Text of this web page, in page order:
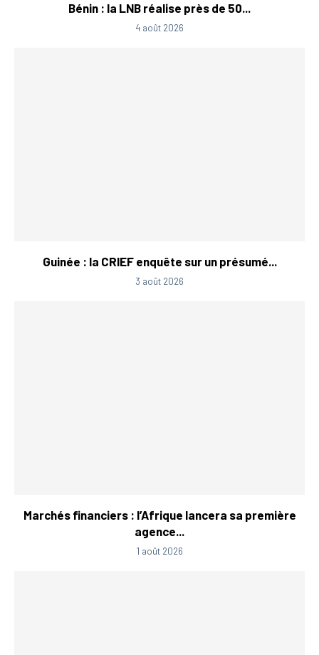
Bénin : la LNB réalise près de 50...
4 août 2026
Guinée : la CRIEF enquête sur un présumé...
3 août 2026
Marchés financiers : l’Afrique lancera sa première
agence...
1 août 2026